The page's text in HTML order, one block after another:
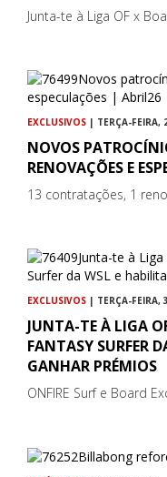
Junta-te à Liga OF x
EXCLUSIVOS | TERÇA-FEIRA,
NOVOS
RENOVAÇÕES E
13 contratações, 1
EXCLUSIVOS | TERÇA-FEIRA,
JUNTA-TE À LIGA
FANTASY SURFER
GANHAR PRÉMIOS
ONFIRE Surf e Board